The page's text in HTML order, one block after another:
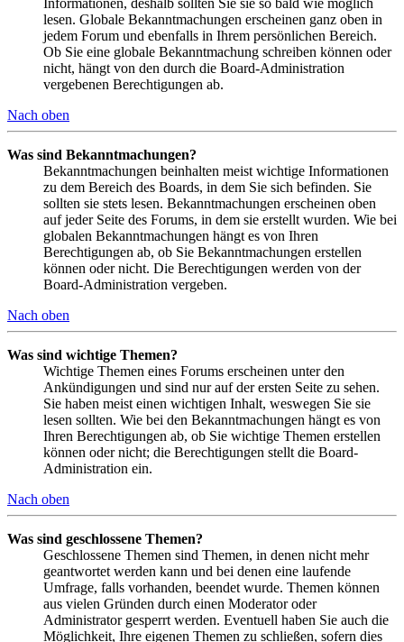
lesen. Globale Bekanntmachungen erscheinen ganz oben in
jedem Forum und ebenfalls in Ihrem persönlichen Bereich.
Ob Sie eine globale Bekanntmachung schreiben können oder
nicht, hängt von den durch die Board-Administration
vergebenen Berechtigungen ab.
Nach oben
Was sind Bekanntmachungen?
Bekanntmachungen beinhalten meist wichtige Informationen
zu dem Bereich des Boards, in dem Sie sich befinden. Sie
sollten sie stets lesen. Bekanntmachungen erscheinen oben
auf jeder Seite des Forums, in dem sie erstellt wurden. Wie bei
globalen Bekanntmachungen hängt es von Ihren
Berechtigungen ab, ob Sie Bekanntmachungen erstellen
können oder nicht. Die Berechtigungen werden von der
Board-Administration vergeben.
Nach oben
Was sind wichtige Themen?
Wichtige Themen eines Forums erscheinen unter den
Ankündigungen und sind nur auf der ersten Seite zu sehen.
Sie haben meist einen wichtigen Inhalt, weswegen Sie sie
lesen sollten. Wie bei den Bekanntmachungen hängt es von
Ihren Berechtigungen ab, ob Sie wichtige Themen erstellen
können oder nicht; die Berechtigungen stellt die Board-
Administration ein.
Nach oben
Was sind geschlossene Themen?
Geschlossene Themen sind Themen, in denen nicht mehr
geantwortet werden kann und bei denen eine laufende
Umfrage, falls vorhanden, beendet wurde. Themen können
aus vielen Gründen durch einen Moderator oder
Administrator gesperrt werden. Eventuell haben Sie auch die
Möglichkeit, Ihre eigenen Themen zu schließen, sofern dies